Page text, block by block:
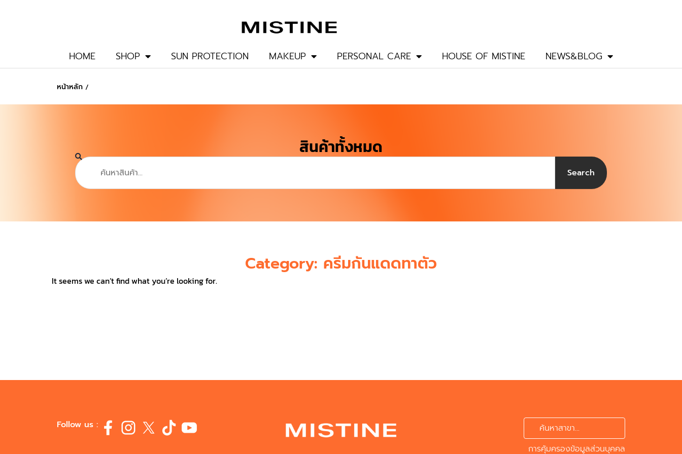
HOME SHOP SUN PROTECTION MAKEUP PERSONAL CARE HOUSE OF MISTINE NEWS&BLOG
หน้าหลัก /
สินค้าทั้งหมด
Search
Search
Category: ครีมกันแดดทาตัว
It seems we can’t find what you’re looking for.
Follow us :
ค้นหาสาขา...
การคุ้มครองข้อมูลส่วนบุคคล